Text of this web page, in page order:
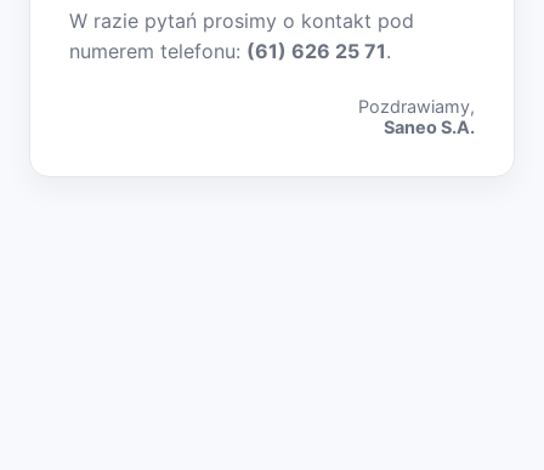
W razie pytań prosimy o kontakt pod
numerem telefonu: (61) 626 25 71.
Pozdrawiamy,
Saneo S.A.